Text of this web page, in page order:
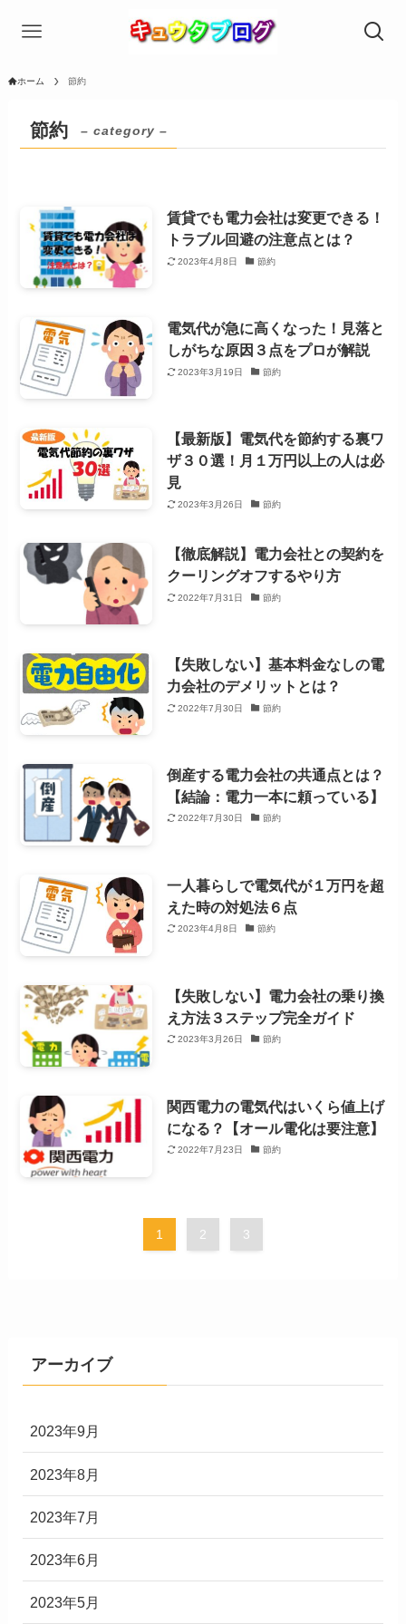
ホーム 節約
節約 – category –
賃貸でも電力会社は変更できる！
トラブル回避の注意点とは？
2023年4月8日 節約
電気代が急に高くなった！見落と
しがちな原因３点をプロが解説
2023年3月19日 節約
【最新版】電気代を節約する裏ワ
ザ３０選！月１万円以上の人は必
見
2023年3月26日 節約
【徹底解説】電力会社との契約を
クーリングオフするやり方
2022年7月31日 節約
【失敗しない】基本料金なしの電
力会社のデメリットとは？
2022年7月30日 節約
倒産する電力会社の共通点とは？
【結論：電力一本に頼っている】
2022年7月30日 節約
一人暮らしで電気代が１万円を超
えた時の対処法６点
2023年4月8日 節約
【失敗しない】電力会社の乗り換
え方法３ステップ完全ガイド
2023年3月26日 節約
関西電力の電気代はいくら値上げ
になる？【オール電化は要注意】
2022年7月23日 節約
1 2 3
アーカイブ
2023年9月
2023年8月
2023年7月
2023年6月
2023年5月